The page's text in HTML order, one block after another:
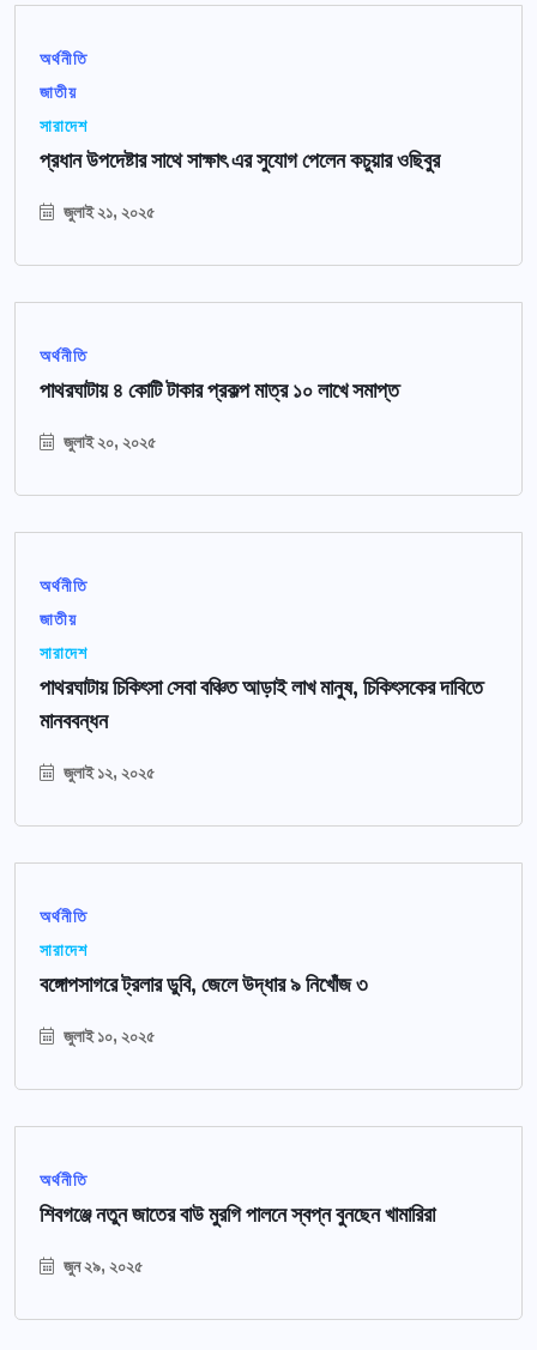
অর্থনীতি
জাতীয়
সারাদেশ
প্রধান উপদেষ্টার সাথে সাক্ষাৎ এর সুযোগ পেলেন কচুয়ার ওছিবুর
জুলাই ২১, ২০২৫
অর্থনীতি
পাথরঘাটায় ৪ কোটি টাকার প্রকল্প মাত্র ১০ লাখে সমাপ্ত
জুলাই ২০, ২০২৫
অর্থনীতি
জাতীয়
সারাদেশ
পাথরঘাটায় চিকিৎসা সেবা বঞ্চিত আড়াই লাখ মানুষ, চিকিৎসকের দাবিতে
মানববন্ধন
জুলাই ১২, ২০২৫
অর্থনীতি
সারাদেশ
বঙ্গোপসাগরে ট্রলার ডুবি, জেলে উদ্ধার ৯ নিখোঁজ ৩
জুলাই ১০, ২০২৫
অর্থনীতি
শিবগঞ্জে নতুন জাতের বাউ মুরগি পালনে স্বপ্ন বুনছেন খামারিরা
জুন ২৯, ২০২৫